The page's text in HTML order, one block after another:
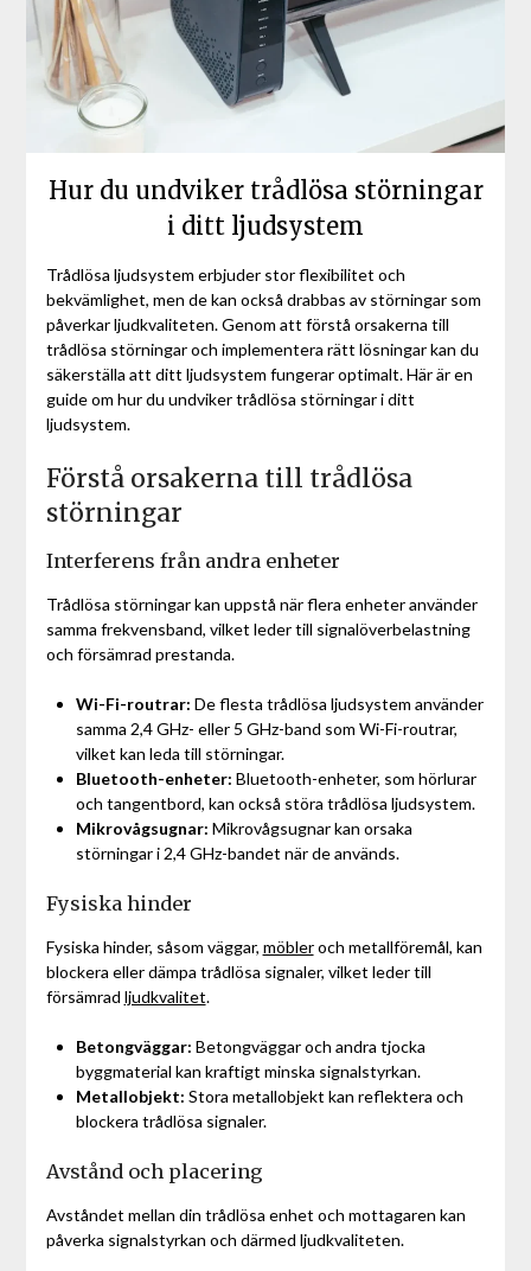
Hur du undviker trådlösa störningar
i ditt ljudsystem
Trådlösa ljudsystem erbjuder stor flexibilitet och
bekvämlighet, men de kan också drabbas av störningar som
påverkar ljudkvaliteten. Genom att förstå orsakerna till
trådlösa störningar och implementera rätt lösningar kan du
säkerställa att ditt ljudsystem fungerar optimalt. Här är en
guide om hur du undviker trådlösa störningar i ditt
ljudsystem.
Förstå orsakerna till trådlösa
störningar
Interferens från andra enheter
Trådlösa störningar kan uppstå när flera enheter använder
samma frekvensband, vilket leder till signalöverbelastning
och försämrad prestanda.
Wi-Fi-routrar: De flesta trådlösa ljudsystem använder
samma 2,4 GHz- eller 5 GHz-band som Wi-Fi-routrar,
vilket kan leda till störningar.
Bluetooth-enheter: Bluetooth-enheter, som hörlurar
och tangentbord, kan också störa trådlösa ljudsystem.
Mikrovågsugnar: Mikrovågsugnar kan orsaka
störningar i 2,4 GHz-bandet när de används.
Fysiska hinder
Fysiska hinder, såsom väggar, möbleroch metallföremål, kan
blockera eller dämpa trådlösa signaler, vilket leder till
försämrad ljudkvalitet.
Betongväggar: Betongväggar och andra tjocka
byggmaterial kan kraftigt minska signalstyrkan.
Metallobjekt: Stora metallobjekt kan reflektera och
blockera trådlösa signaler.
Avstånd och placering
Avståndet mellan din trådlösa enhet och mottagaren kan
påverka signalstyrkan och därmed ljudkvaliteten.